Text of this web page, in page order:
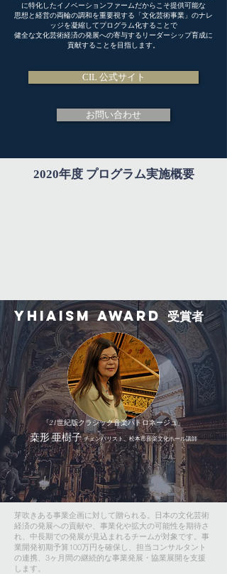
に特化したイノベーションファームだからこそ提供可能な
思想と経営の両輪の調和を重要視する「文化芸術事業」のナレ
ッジを凝縮してプログラム化することで
​健全な文化芸術経済の発展への寄与するリーダーシップ育成に
貢献することを目指します。
CIL 公式サイト
お問い合わせ
2020年度 プログラム実施概要
​YHIAISM AWARD 受賞者
「21世紀版クラシック音楽パトロネージュ」
桒形 亜樹子チェンバリスト、松本市音楽文化ホール講師
芽吹きある事業企画に対して贈られる。日本の文化芸術
経済の発展への貢献や、事業化や拡大の可能性を期待さ
れ、中長期での発展が見込まれるチームが対象です。事
業開発初期予算100万円を確保し、担当コンサルタント
の連携、3ヶ月間の継続的な事業発展・協業展開を支援
します。